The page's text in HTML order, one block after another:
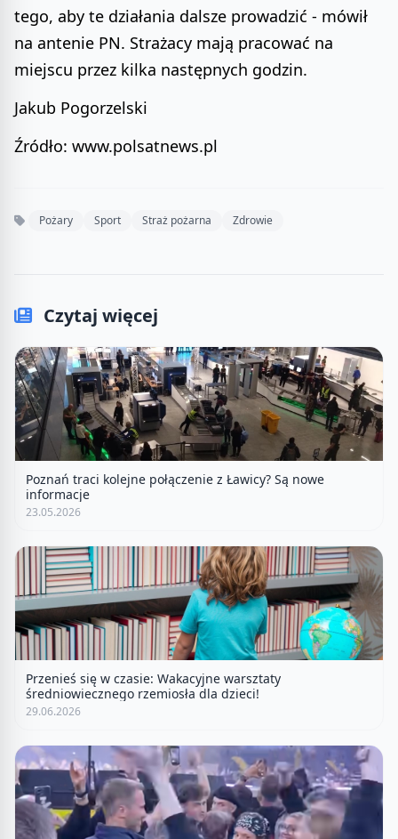
tego, aby te działania dalsze prowadzić - mówił
na antenie PN. Strażacy mają pracować na
miejscu przez kilka następnych godzin.
Jakub Pogorzelski
Źródło: www.polsatnews.pl
Pożary Sport Straż pożarna Zdrowie
Czytaj więcej
Poznań traci kolejne połączenie z Ławicy? Są nowe
informacje
23.05.2026
Przenieś się w czasie: Wakacyjne warsztaty
średniowiecznego rzemiosła dla dzieci!
29.06.2026